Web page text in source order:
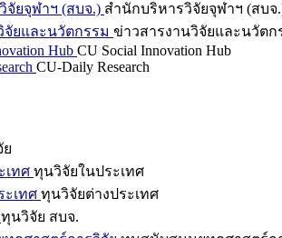
จัยจุฬาฯ (สบจ.) สำนักบริหารวิจัยจุฬาฯ (สบจ
จัยและนวัตกรรม ข่าวสารงานวิจัยและนวัตก
Hub CU Social Innovation Hub
CU-Daily Research
เทศ ทุนวิจัยในประเทศ
ะเทศ ทุนวิจัยต่างประเทศ
ทุนวิจัย สบจ.